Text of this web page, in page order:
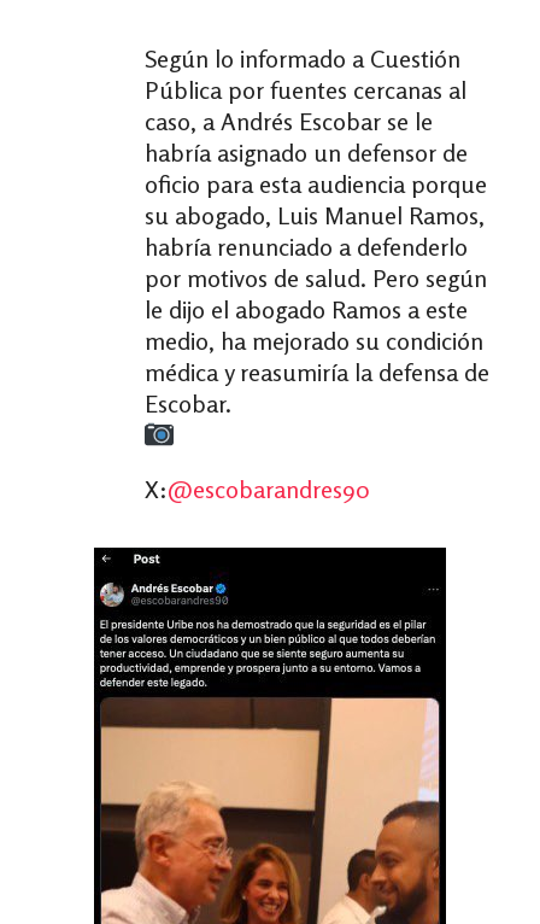
Según lo informado a Cuestión
Pública por fuentes cercanas al
caso, a Andrés Escobar se le
habría asignado un defensor de
oficio para esta audiencia porque
su abogado, Luis Manuel Ramos,
habría renunciado a defenderlo
por motivos de salud. Pero según
le dijo el abogado Ramos a este
medio, ha mejorado su condición
médica y reasumiría la defensa de
Escobar.
X:@escobarandres90